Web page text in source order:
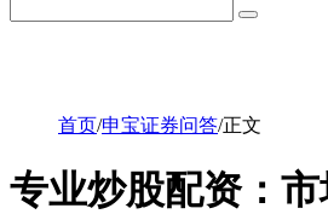
首页/申宝证券问答/正文
专业炒股配资：